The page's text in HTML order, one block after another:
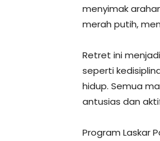
menyimak
merah putih,
Retret ini
seperti
hidup. Semua
antusias dan
Program Laskar